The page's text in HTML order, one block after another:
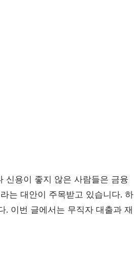
신용이 좋지 않은 사람들은 금융
는 대안이 주목받고 있습니다. 하
. 이번 글에서는 무직자 대출과 재